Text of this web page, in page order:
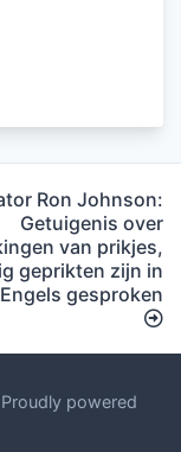
Ron Johnson:
Getuigenis over
van prikjes,
geprikten zijn in
gesproken
Proudly powered